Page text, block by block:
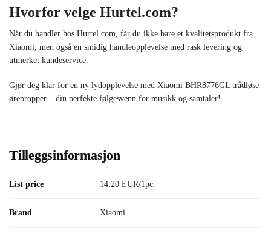
Hvorfor velge Hurtel.com?
Når du handler hos Hurtel.com, får du ikke bare et kvalitetsprodukt fra
Xiaomi, men også en smidig handleopplevelse med rask levering og
utmerket kundeservice.
Gjør deg klar for en ny lydopplevelse med Xiaomi BHR8776GL trådløse
ørepropper – din perfekte følgesvenn for musikk og samtaler!
Tilleggsinformasjon
List price 14,20 EUR/1pc.
Brand Xiaomi